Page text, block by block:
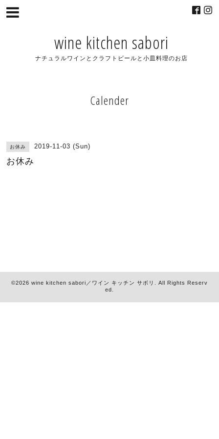
wine kitchen sabori
ナチュラルワインとクラフトビールと小皿料理のお店
Calender
お休み 2019-11-03 (Sun)
お休み
©2026 wine kitchen sabori／ワイン キッチン サボリ
. All Rights Reserv
ed.